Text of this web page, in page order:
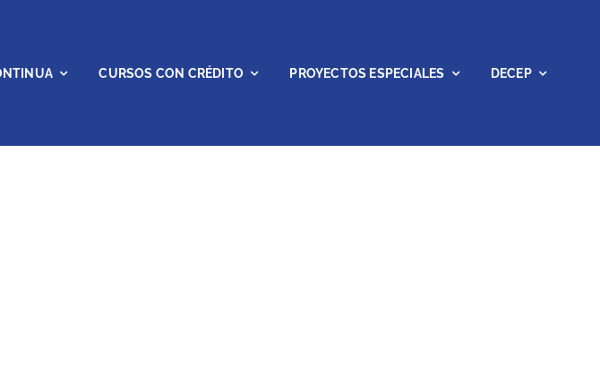
CURSOS CON CRÉDITO PROYECTOS ESPECIALES DECEP